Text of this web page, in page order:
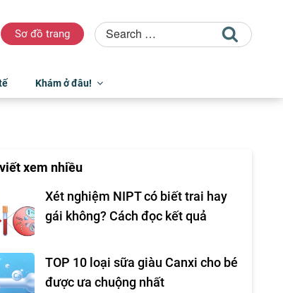
Sơ đồ trang
Khám ở đâu!
xem nhiều
Xét nghiệm NIPT có biết trai hay
gái không? Cách đọc kết quả
TOP 10 loại sữa giàu Canxi cho bé
được ưa chuộng nhất